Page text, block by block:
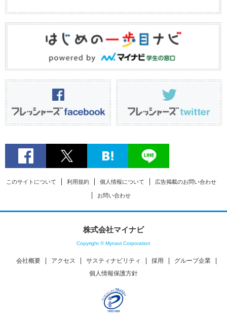
このサイトについて 利用規約 個人情報について 広告掲載のお問い合わせ
お問い合わせ
株式会社マイナビ
Copyright © Mynavi Corporation
会社概要 アクセス サスティナビリティ 採用
グループ企業
個人情報保護方針